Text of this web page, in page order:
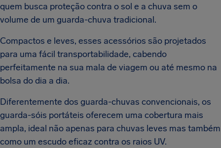
quem busca proteção contra o sol e a chuva sem o
volume de um guarda-chuva tradicional.
Compactos e leves, esses acessórios são projetados
para uma fácil transportabilidade, cabendo
perfeitamente na sua mala de viagem ou até mesmo na
bolsa do dia a dia.
Diferentemente dos guarda-chuvas convencionais, os
guarda-sóis portáteis oferecem uma cobertura mais
ampla, ideal não apenas para chuvas leves mas também
como um escudo eficaz contra os raios UV.